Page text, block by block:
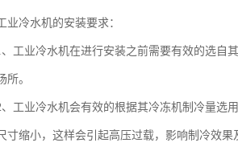
业冷水机的安装要求：
、工业冷水机在进行安装之前需要有效的选自
所。
、工业冷水机会有效的根据其冷冻机制冷量选
寸缩小，这样会引起高压过载，影响制冷效果